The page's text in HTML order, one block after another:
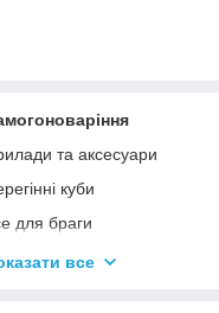
та аксесуари
куби
для браги
та запчастини
все